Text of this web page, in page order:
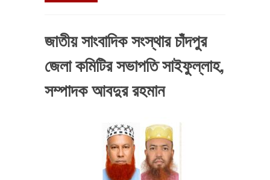
জাতীয় সাংবাদিক সংস্থার চাঁদপুর
জেলা কমিটির সভাপতি সাইফুল্লাহ,
সম্পাদক আবদুর রহমান